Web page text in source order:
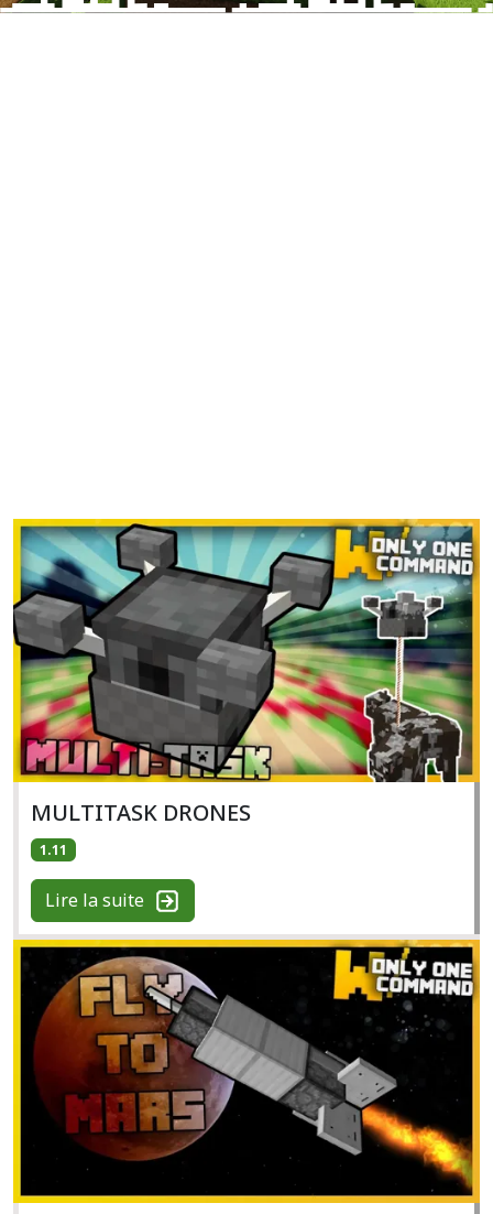
MULTITASK DRONES
1.11
Lire la suite